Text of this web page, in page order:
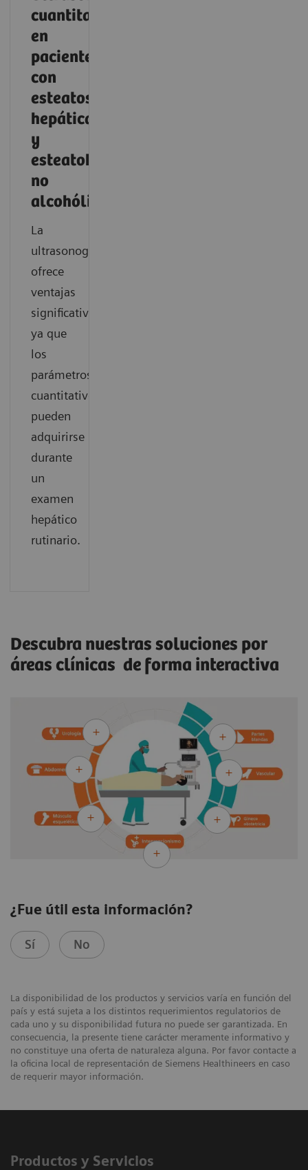
cuantitativo
en
pacientes
con
esteatosis
hepática
y
esteatohepatitis
no
alcohólica
La
ultrasonografía
ofrece
ventajas
significativas,
ya que
los
parámetros
cuantitativos
pueden
adquirirse
durante
un
examen
hepático
rutinario.
Descubra nuestras soluciones por
áreas clínicas de forma interactiva ​
¿Fue útil esta información?
Sí No
La disponibilidad de los productos y servicios varía en función del
país y está sujeta a los distintos requerimientos regulatorios de
cada uno y su disponibilidad futura no puede ser garantizada. En
consecuencia, la presente tiene carácter meramente informativo y
no constituye una oferta de naturaleza alguna. Por favor contacte a
la oficina local de representación de Siemens Healthineers en caso
de requerir mayor información.
Productos y Servicios